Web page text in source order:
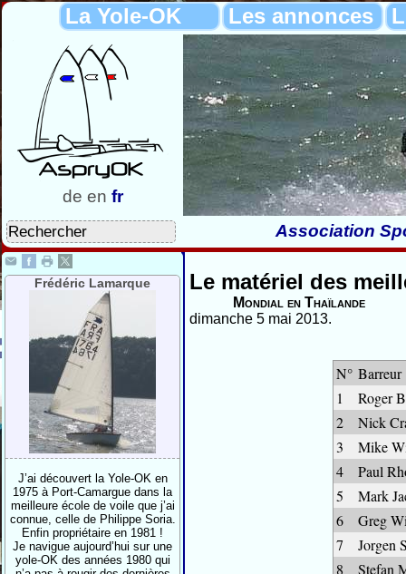
La Yole-OK Les annonces
de en fr
Association
Frédéric Lamarque
J’ai découvert la Yole-OK en
1975 à Port-Camargue dans la
meilleure école de voile que j’ai
connue, celle de Philippe Soria.
Enfin propriétaire en 1981 !
Je navigue aujourd’hui sur une
yole-OK des années 1980 qui
Le matériel des
Mondial en Thaïlande
dimanche 5 mai 2013.
N° Barreur
1
Roger
2
Nick
3
Mike
4
Paul
5
Mark
6
Greg
7
Jorgen
8
Stefan